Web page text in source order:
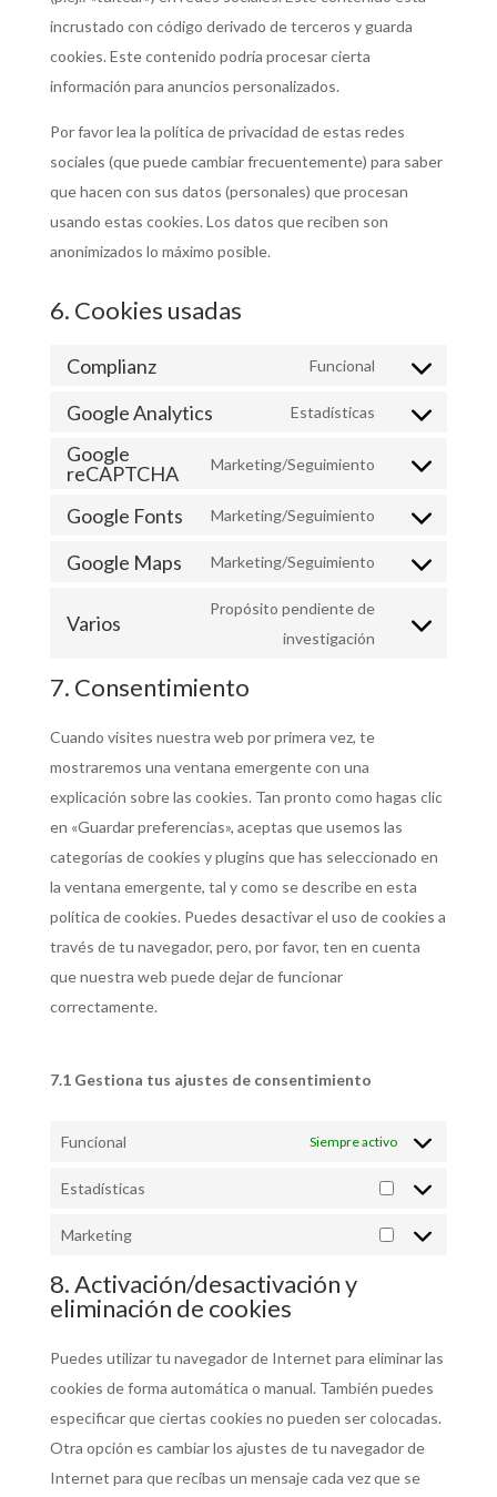
incrustado con código derivado de terceros y guarda
cookies. Este contenido podría procesar cierta
información para anuncios personalizados.
Por favor lea la política de privacidad de estas redes
sociales (que puede cambiar frecuentemente) para saber
que hacen con sus datos (personales) que procesan
usando estas cookies. Los datos que reciben son
anonimizados lo máximo posible.
6. Cookies usadas
Complianz Funcional
Google Analytics Estadísticas
Google
reCAPTCHA
Marketing/Seguimiento
Google Fonts Marketing/Seguimiento
Google Maps Marketing/Seguimiento
Varios
Propósito pendiente de
investigación
7. Consentimiento
Cuando visites nuestra web por primera vez, te
mostraremos una ventana emergente con una
explicación sobre las cookies. Tan pronto como hagas clic
en «Guardar preferencias», aceptas que usemos las
categorías de cookies y plugins que has seleccionado en
la ventana emergente, tal y como se describe en esta
política de cookies. Puedes desactivar el uso de cookies a
través de tu navegador, pero, por favor, ten en cuenta
que nuestra web puede dejar de funcionar
correctamente.
7.1 Gestiona tus ajustes de consentimiento
Funcional Siempre activo
Estadísticas
Marketing
8. Activación/desactivación y
eliminación de cookies
Puedes utilizar tu navegador de Internet para eliminar las
cookies de forma automática o manual. También puedes
especificar que ciertas cookies no pueden ser colocadas.
Otra opción es cambiar los ajustes de tu navegador de
Internet para que recibas un mensaje cada vez que se